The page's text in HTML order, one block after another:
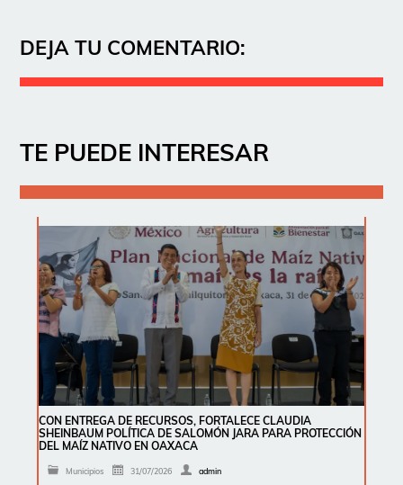
DEJA TU COMENTARIO:
TE PUEDE INTERESAR
CON ENTREGA DE RECURSOS, FORTALECE CLAUDIA
SHEINBAUM POLÍTICA DE SALOMÓN JARA PARA PROTECCIÓN
DEL MAÍZ NATIVO EN OAXACA
Municipios 31/07/2026 admin